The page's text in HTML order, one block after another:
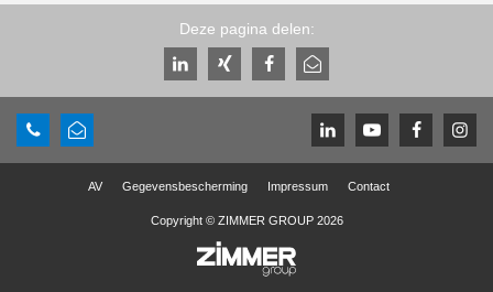
Deze pagina delen:
AV Gegevensbescherming Impressum Contact
Copyright © ZIMMER GROUP 2026